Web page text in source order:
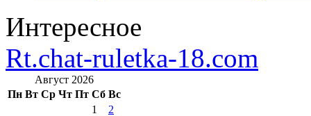
Интересное
Rt.chat-ruletka-18.com
Август 2026
Пн Вт Ср Чт Пт Сб Вс
1
2